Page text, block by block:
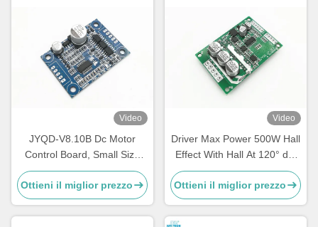
Video
JYQD-V8.10B Dc Motor
Control Board, Small Size
Bldc Motor Driver Board
Ottieni il miglior prezzo
Video
Driver Max Power 500W Hall
Effect With Hall At 120° del
motore di JUYI JYQD-
V7.3E2 Arduino BLDC
Ottieni il miglior prezzo